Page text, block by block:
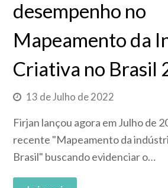
desempenho no
Mapeamento da
Criativa no Brasil
13 de Julho de 2022
Firjan lançou agora em Julho de
recente "Mapeamento da
Brasil" buscando evidenciar o…